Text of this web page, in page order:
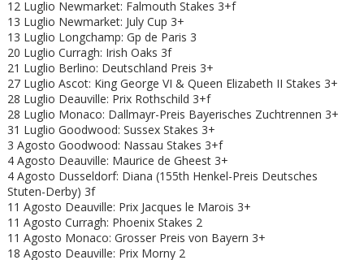
12 Luglio Newmarket: Falmouth Stakes 3+f
13 Luglio Newmarket: July Cup 3+
13 Luglio Longchamp: Gp de Paris 3
20 Luglio Curragh: Irish Oaks 3f
21 Luglio Berlino: Deutschland Preis 3+
27 Luglio Ascot: King George VI & Queen Elizabeth II Stakes 3+
28 Luglio Deauville: Prix Rothschild 3+f
28 Luglio Monaco: Dallmayr-Preis Bayerisches Zuchtrennen 3+
31 Luglio Goodwood: Sussex Stakes 3+
3 Agosto Goodwood: Nassau Stakes 3+f
4 Agosto Deauville: Maurice de Gheest 3+
4 Agosto Dusseldorf: Diana (155th Henkel-Preis Deutsches
Stuten-Derby) 3f
11 Agosto Deauville: Prix Jacques le Marois 3+
11 Agosto Curragh: Phoenix Stakes 2
11 Agosto Monaco: Grosser Preis von Bayern 3+
18 Agosto Deauville: Prix Morny 2